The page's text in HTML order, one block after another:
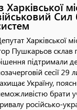
Харківської
Сил
Харківської
Пушкарьов
підтримали
сесії
Україну,
брати
російсько-